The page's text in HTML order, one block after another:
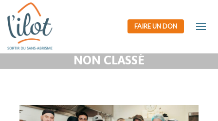
NON CLASSÉ
FAIRE UN DON